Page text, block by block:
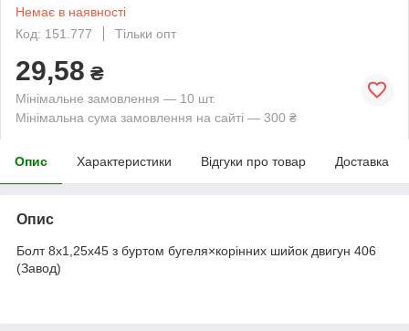
Немає в наявності
Код: 151.777
Тільки опт
29,58 ₴
Мінімальне замовлення — 10 шт.
Мінімальна сума замовлення на сайті — 300 ₴
Опис Характеристики Відгуки про товар Доставка
Опис
Болт 8х1,25х45 з буртом бугеля×корінних шийок двигун 406
(Завод)